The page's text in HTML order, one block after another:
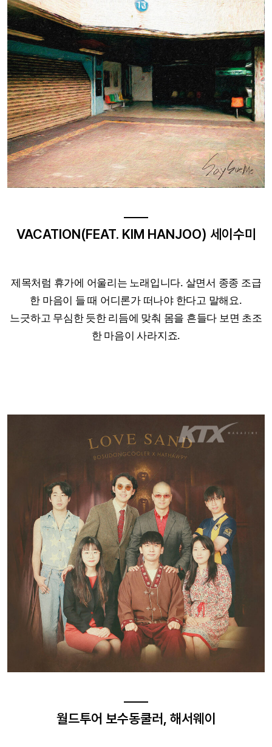
VACATION(FEAT. KIM HANJOO) 세이수미
제목처럼 휴가에 어울리는 노래입니다. 살면서 종종 조급
한 마음이 들 때 어디론가 떠나야 한다고 말해요.
느긋하고 무심한 듯한 리듬에 맞춰 몸을 흔들다 보면 초조
한 마음이 사라지죠.
월드투어 보수동쿨러, 해서웨이